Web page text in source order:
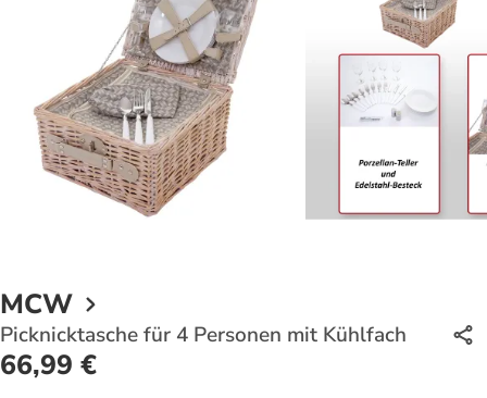
MCW
Picknicktasche für 4 Personen mit Kühlfach
66,99 €